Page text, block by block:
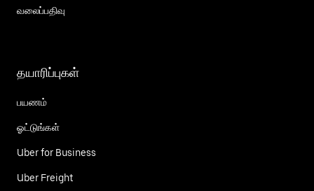
வலைப்பதிவு
தயாரிப்புகள்
பயணம்
ஓட்டுங்கள்
Uber for Business
Uber Freight